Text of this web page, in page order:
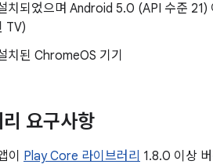
치되었으며 Android 5.0 (API 수준
TV)
된 ChromeOS 기기
요구사항
이 Play Core 라이브러리 1.8.0 이상